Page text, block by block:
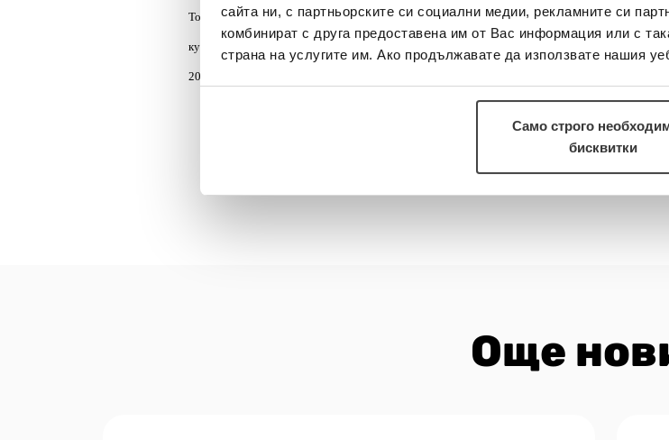
сайта ни, с партньорските си социални медии, рекламните си
комбинират с друга предоставена им от Вас информация или с
страна на услугите им. Ако продължавате да използвате нашия
Само строго
бисквитки
Това е поредното обучение по проекта „НЕ на дълговете, ДА на парите”, стартиран
курса в десет населени места, а участниците в тях надхвърлят 170 души. Всеки желаещ
20 240 (без допълнително таксуване).
Още